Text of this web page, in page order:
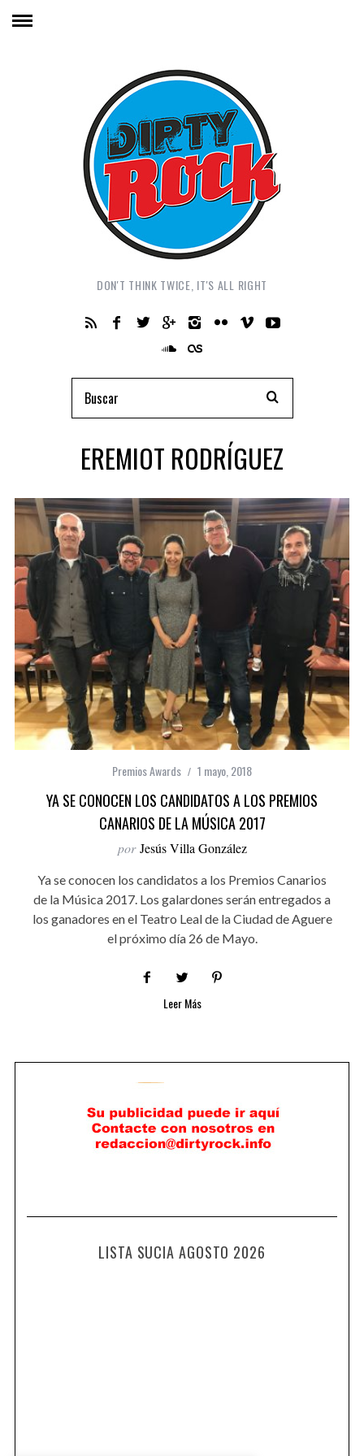
DON'T THINK TWICE, IT'S ALL RIGHT
EREMIOT RODRÍGUEZ
Premios Awards 1 mayo, 2018
YA SE CONOCEN LOS CANDIDATOS A LOS PREMIOS
CANARIOS DE LA MÚSICA 2017
por Jesús Villa González
Ya se conocen los candidatos a los Premios Canarios
de la Música 2017. Los galardones serán entregados a
los ganadores en el Teatro Leal de la Ciudad de Aguere
el próximo día 26 de Mayo.
Leer Más
LISTA SUCIA AGOSTO 2026